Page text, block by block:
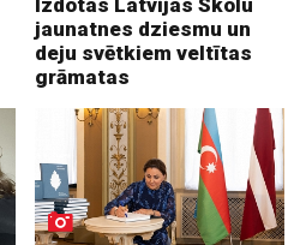
jaunatnes dziesmu un
deju svētkiem veltītas
grāmatas